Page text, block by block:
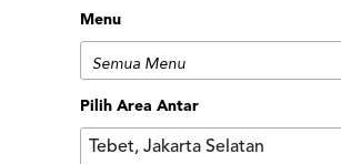
Menu
Pilih Area Antar
Tebet, Jakarta Selatan